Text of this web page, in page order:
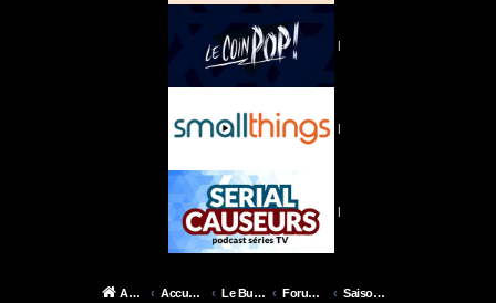
|
|
|
Accueil Accueil du forum Le Bureau des X-Files Forum épisodes Saison 9